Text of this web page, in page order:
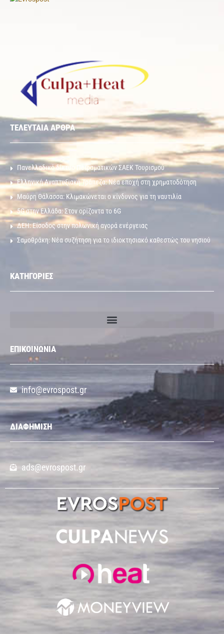
ΤΕΛΕΥΤΑΙΑ ΑΡΘΡΑ
Πανελλαδικό δίκτυο Πειραματικών ΣΑΕΚ Τουρισμού
Ελληνική Αναπτυξιακή Τράπεζα: Νέα εποχή στη χρηματοδότηση
Μαύρη Θάλασσα: Κλιμακώνεται ο κίνδυνος για τη ναυτιλία
5G στην Ελλάδα: Στον ορίζοντα το 6G
ΔΕΗ: Είσοδος στην πολωνική αγορά ενέργειας
Σαμοθράκη: Νέα συζήτηση για το ιδιοκτησιακό καθεστώς του νησιού
ΚΑΤΗΓΟΡΙΕΣ
ΕΠΙΚΟΙΝΩΝΙΑ
info@evrospost.gr
ΔΙΑΦΗΜΙΣΗ
ads@evrospost.gr